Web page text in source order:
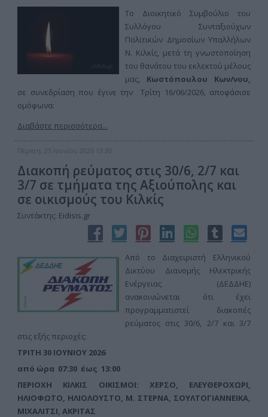
Το Διοικητικό Συμβούλιο του
Συλλόγου Συνταξιούχων
Πολιτικών Δημοσίων Υπαλλήλων
Ν. Κιλκίς, μετά τη γνωστοποίηση
του θανάτου του εκλεκτού μέλους
μας, Κωστόπουλου Κων/νου,
σε συνεδρίαση που έγινε την Τρίτη 16/06/2026, αποφάσισε
ομόφωνα:
Διαβάστε περισσότερα...
Πέμπτη, 25 Ιουνίου 2026 13:30
Διακοπή ρεύματος στις 30/6, 2/7 και
3/7 σε τμήματα της Αξιούπολης και
σε οικισμούς του Κιλκίς
Συντάκτης: Eidisis.gr
Από το Διαχειριστή Ελληνικού
Δικτύου Διανομής Ηλεκτρικής
Ενέργειας (ΔΕΔΔΗΕ)
ανακοινώνεται ότι έχει
προγραμματιστεί διακοπές
ρεύματος στις 30/6, 2/7 και 3/7
στις εξής περιοχές:
ΤΡΙΤΗ 30 ΙΟΥΝΙΟΥ 2026
από ώρα 07:30 έως 13:00
ΠΕΡΙΟΧΗ ΚΙΛΚΙΣ ΟΙΚΙΣΜΟΙ: ΧΕΡΣΟ, ΕΛΕΥΘΕΡΟΧΩΡΙ,
ΗΛΙΟΦΩΤΟ, ΗΛΙΟΛΟΥΣΤΟ, Μ. ΣΤΕΡΝΑ, ΣΟΥΛΤΟΓΙΑΝΝΕΙΚΑ,
ΜΙΧΑΛΙΤΣΙ, ΑΚΡΙΤΑΣ